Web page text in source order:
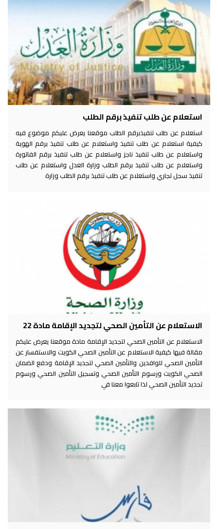
استعلام عن طلب تنفيذ برقم الطلب
استعلام عن طلب تنفيذبرقم الطلب موقعنا يعرض عليكم موضوع فيه
كيفية استعلام عن طلب تنفيذ واستعلام عن طلب تنفيذ برقم الهوية
واستعلام عن طلب تنفيذ ناجز واستعلام عن طلب تنفيذ برقم الفاتورة
واستعلام عن طلب تنفيذ برقم الطلب وزارة العدل واستعلام عن طلب
تنفيذ سجل تجاري واستعلام عن طلب تنفيذ برقم الطلب وزارة
الاستعلام عن التأمين الصحي لتجديد الإقامة مادة 22
الاستعلام عن التأمين الصحي لتجديد الإقامة مادة موقعنا يعرض عليكم
مقالة فيها كيفية الاستعلام عن التأمين الصحي الكويت والاستفسار عن
التأمين الصحي للوافدين والتأمين الصحي لتجديد الإقامة ودفع الضمان
الصحي الكويت ورسوم التأمين الصحي وتسجيل التأمين الصحي ورسوم
تجديد التأمين الصحي لذا تابعوا معنا في